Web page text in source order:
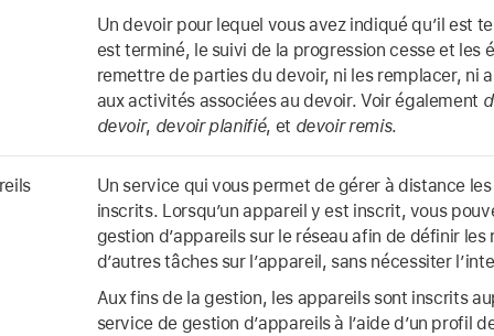
Un devoir pour lequel vous avez indiqué qu’il est
est terminé, le suivi de la progression cesse et les
remettre de parties du devoir, ni les remplacer, ni
aux activités associées au devoir. Voir également
devoir, devoir planifié, et devoir remis.
Un service qui vous permet de gérer à distance
inscrits. Lorsqu’un appareil y est inscrit, vous
gestion d’appareils sur le réseau afin de définir
d’autres tâches sur l’appareil, sans nécessiter
Aux fins de la gestion, les appareils sont inscrits
service de gestion d’appareils à l’aide d’un profil